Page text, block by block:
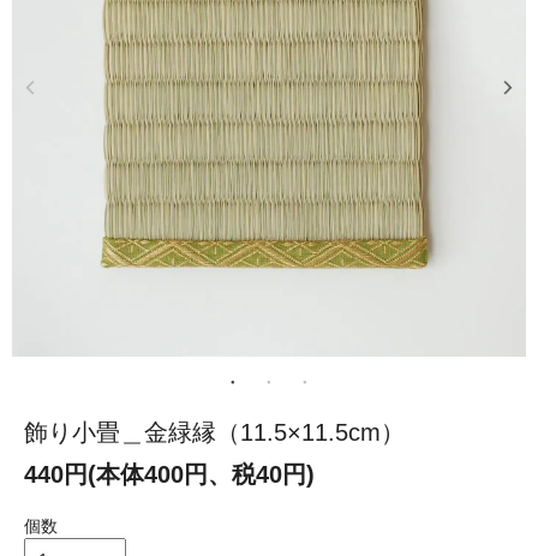
飾り小畳＿金緑縁（11.5×11.5cm）
440円(本体400円、税40円)
個数